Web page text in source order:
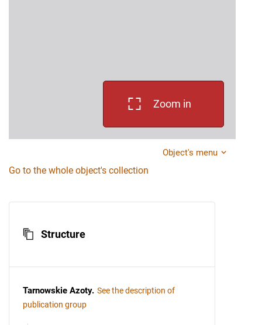
Zoom in
Object's menu
Go to the whole object's collection
Structure
Tarnowskie Azoty. See the description of
publication group